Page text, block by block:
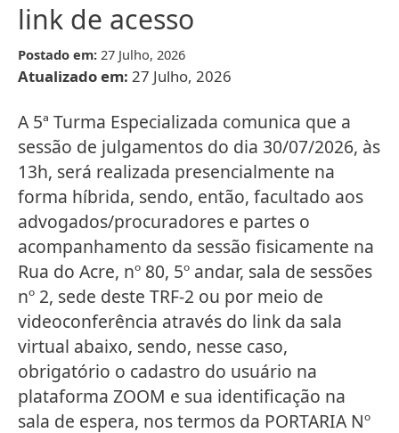
link de acesso
Postado em: 27 Julho, 2026
Atualizado em: 27 Julho, 2026
A 5ª Turma Especializada comunica que a
sessão de julgamentos do dia 30/07/2026, às
13h, será realizada presencialmente na
forma híbrida, sendo, então, facultado aos
advogados/procuradores e partes o
acompanhamento da sessão fisicamente na
Rua do Acre, nº 80, 5º andar, sala de sessões
nº 2, sede deste TRF-2 ou por meio de
videoconferência através do link da sala
virtual abaixo, sendo, nesse caso,
obrigatório o cadastro do usuário na
plataforma ZOOM e sua identificação na
sala de espera, nos termos da PORTARIA Nº